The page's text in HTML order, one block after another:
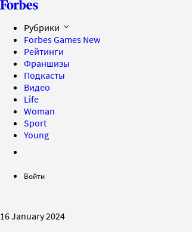
Рубрики
Forbes Games New
Рейтинги
Франшизы
Подкасты
Видео
Life
Woman
Sport
Young
Войти
16 January 2024